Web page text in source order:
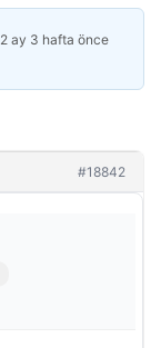
2 ay 3 hafta önce
#18842